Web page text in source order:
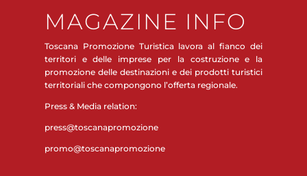
MAGAZINE INFO
Toscana Promozione Turistica lavora al fianco dei
territori e delle imprese per la costruzione e la
promozione delle destinazioni e dei prodotti turistici
territoriali che compongono l’offerta regionale.
Press & Media relation:
press@toscanapromozione
promo@toscanapromozione